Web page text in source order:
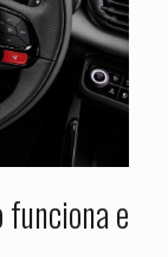
funciona e